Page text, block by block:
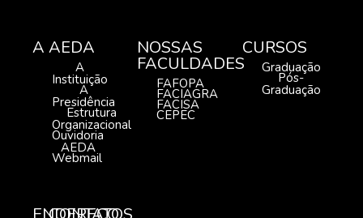
A AEDA
A
Instituição
A
Presidência
Estrutura
Organizacional
Ouvidoria
AEDA
Webmail
NOSSAS
FACULDADES
FAFOPA
FACIAGRA
FACISA
CEPEC
CURSOS
Graduação
Pós-
Graduação